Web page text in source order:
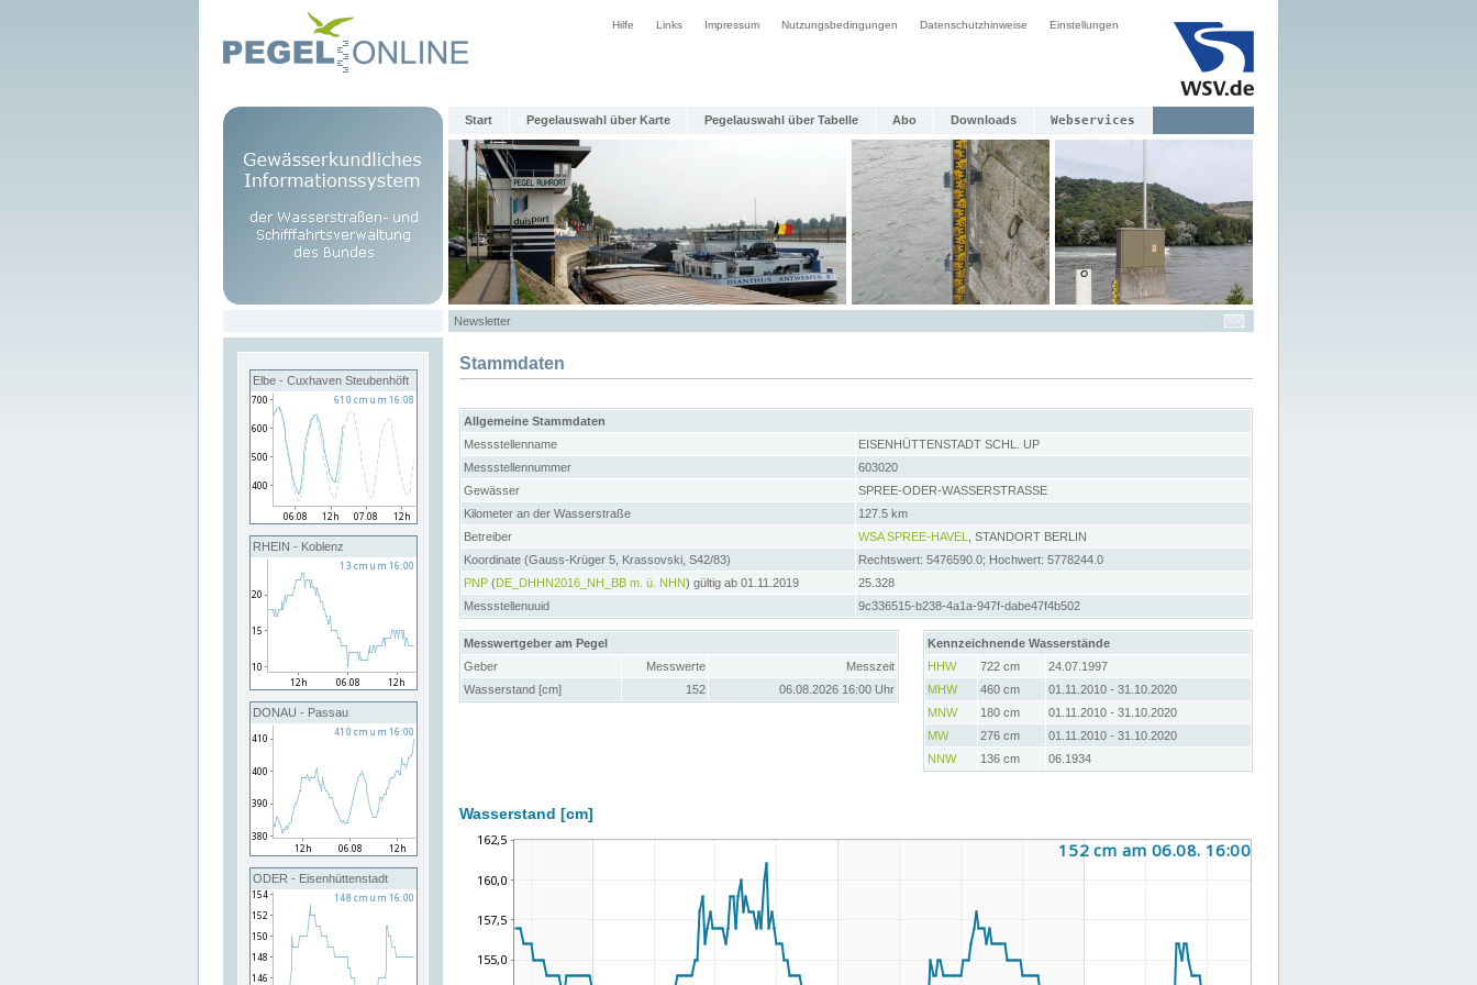
Hilfe Links Impressum Nutzungsbedingungen Datenschutzhinweise Einstellungen
Start Pegelauswahl über Karte Pegelauswahl über Tabelle Abo Downloads Webservices
Newsletter
Elbe - Cuxhaven Steubenhöft
RHEIN - Koblenz
DONAU - Passau
ODER - Eisenhüttenstadt
Stammdaten
Allgemeine Stammdaten
Messstellenname
EISENHÜTTENSTADT SCHL. UP
Messstellennummer
603020
Gewässer
SPREE-ODER-WASSERSTRASSE
Kilometer an der Wasserstraße
127.5 km
Betreiber
WSA SPREE-HAVEL
, STANDORT BERLIN
Koordinate (Gauss-Krüger 5, Krassovski, S42/83)
Rechtswert: 5476590.0; Hochwert: 5778244.0
PNP (DE_DHHN2016_NH_BB m. ü. NHN) gültig ab 01.11.2019
25.328
Messstellenuuid
9c336515-b238-4a1a-947f-dabe47f4b502
Messwertgeber am Pegel
Geber
Messwerte
Messzeit
Wasserstand [cm]
152 06.08.2026 16:00 Uhr
Kennzeichnende Wasserstände
HHW
722 cm
24.07.1997
MHW
460 cm
01.11.2010 - 31.10.2020
MNW
180 cm
01.11.2010 - 31.10.2020
MW
276 cm
01.11.2010 - 31.10.2020
NNW
136 cm 06.1934
Wasserstand [cm]